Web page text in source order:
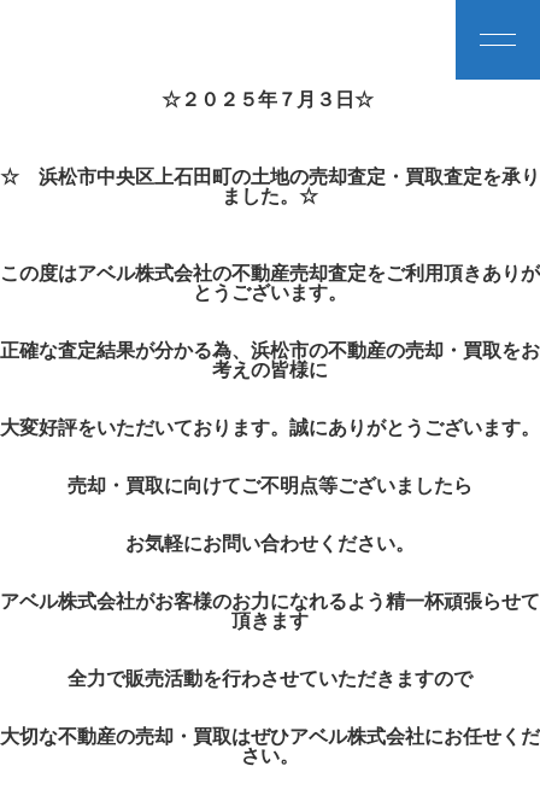
☆２０２５年７月３日☆
☆ 浜松市中央区上石田町の土地の売却査定・買取査定を承り
ました。☆
この度はアベル株式会社の不動産売却査定をご利用頂きありが
とうございます。
正確な査定結果が分かる為、浜松市の不動産の売却・買取をお
考えの皆様に
大変好評をいただいております。誠にありがとうございます。
売却・買取に向けてご不明点等ございましたら
お気軽にお問い合わせください。
アベル株式会社がお客様のお力になれるよう精一杯頑張らせて
頂きます
全力で販売活動を行わさせていただきますので
大切な不動産の売却・買取はぜひアベル株式会社にお任せくだ
さい。